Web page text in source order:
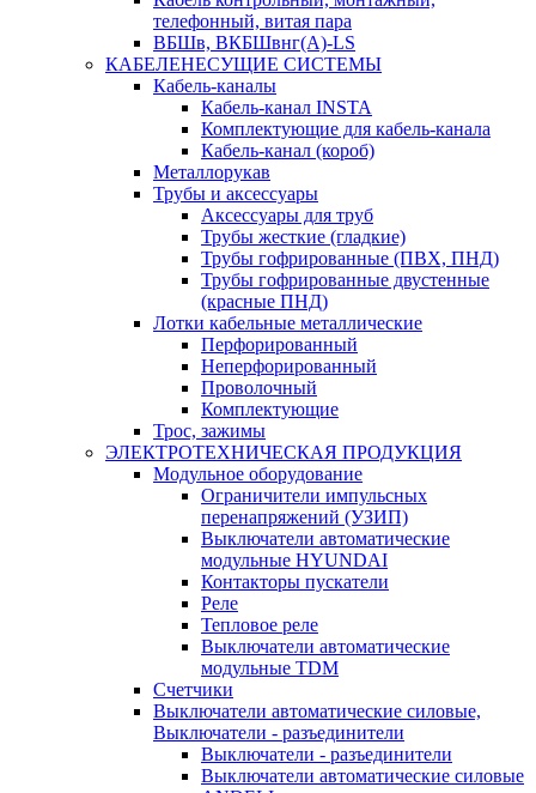
телефонный, витая пара
ВБШв, ВКБШвнг(А)-LS
КАБЕЛЕНЕСУЩИЕ СИСТЕМЫ
Кабель-каналы
Кабель-канал INSTA
Комплектующие для кабель-канала
Кабель-канал (короб)
Металлорукав
Трубы и аксессуары
Аксессуары для труб
Трубы жесткие (гладкие)
Трубы гофрированные (ПВХ, ПНД)
Трубы гофрированные двустенные
(красные ПНД)
Лотки кабельные металлические
Перфорированный
Неперфорированный
Проволочный
Комплектующие
Трос, зажимы
ЭЛЕКТРОТЕХНИЧЕСКАЯ ПРОДУКЦИЯ
Модульное оборудование
Ограничители импульсных
перенапряжений (УЗИП)
Выключатели автоматические
модульные HYUNDAI
Контакторы пускатели
Реле
Тепловое реле
Выключатели автоматические
модульные TDM
Счетчики
Выключатели автоматические силовые,
Выключатели - разъединители
Выключатели - разъединители
Выключатели автоматические силовые